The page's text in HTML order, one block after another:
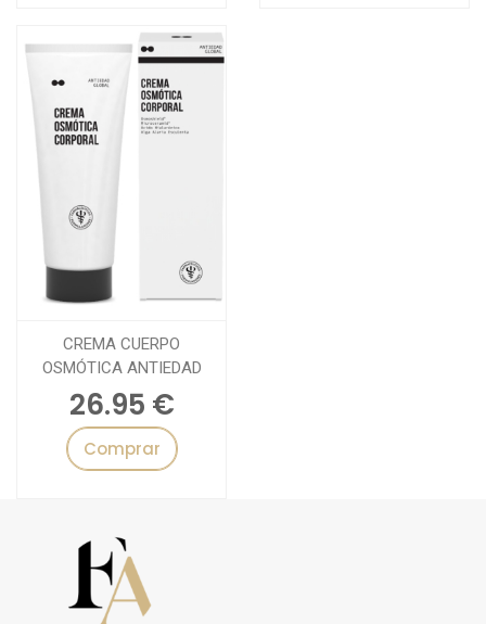
CREMA CUERPO
OSMÓTICA ANTIEDAD
26.95 €
Comprar